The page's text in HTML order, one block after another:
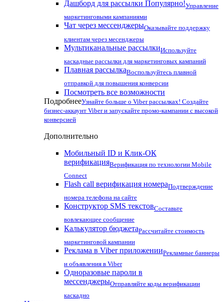
Дашборд для рассылки Популярно!Управление
маркетинговыми кампаниями
Чат через мессенджерыОказывайте поддержку
клиентам через месенджеры
Мультиканальные рассылкиИспользуйте
каскадные рассылки для маркетинговых кампаний
Плавная рассылкаВоспользуйтесь плавной
отправкой для повышения конверсии
Посмотреть все возможности
ПодробнееУзнайте больше о Viber рассылках! Создайте
бизнес-аккаунт Viber и запускайте промо-кампании с высокой
конверсией
Дополнительно
Мобильный ID и Клик-ОК
верификацияВерификация по технологии Mobile
Connect
Flash call верификация номераПодтверждение
номера телефона на сайте
Конструктор SMS текстовСоставьте
вовлекающее сообщение
Калькулятор бюджетаРассчитайте стоимость
маркетинговой кампании
Реклама в Viber приложенииРекламные баннеры
и объявления в Viber
Одноразовые пароли в
мессенджерыОтправляйте коды верификации
каскадно